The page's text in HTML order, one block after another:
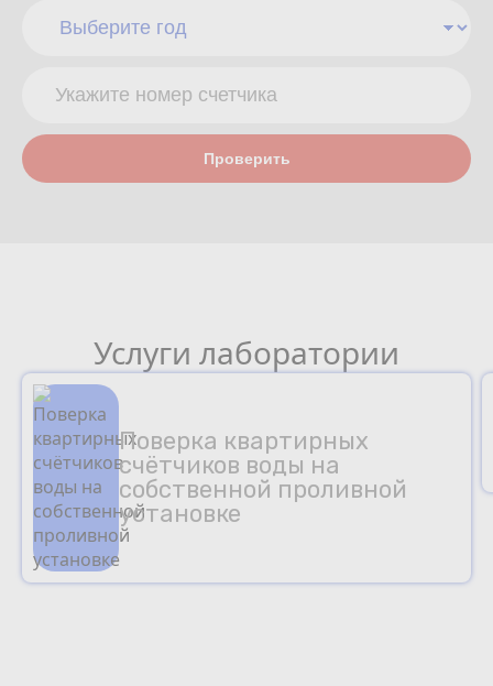
Проверить
Услуги лаборатории
Поверка квартирных
счётчиков воды на
собственной проливной
установке